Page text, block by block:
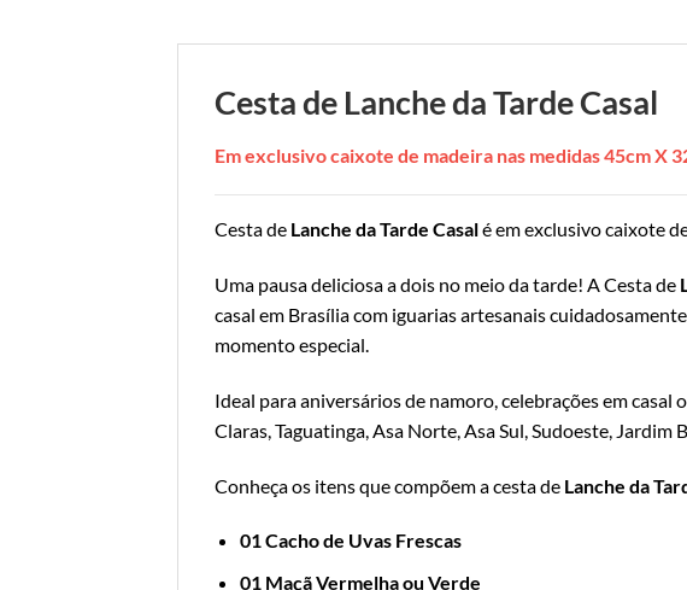
Cesta de Lanche da Tarde Casal
Em exclusivo caixote de madeira nas medidas 45cm X
Cesta de Lanche da Tarde Casalé em exclusivo caixote
Uma pausa deliciosa a dois no meio da tarde! A Cesta de
casal em Brasília com iguarias artesanais
momento especial.
Ideal para aniversários de namoro, celebrações em
Claras, Taguatinga, Asa Norte, Asa Sul, Sudoeste,
Conheça os itens que compõem a cesta de Lanche da
01 Cacho de Uvas Frescas
01 Maçã Vermelha ou Verde